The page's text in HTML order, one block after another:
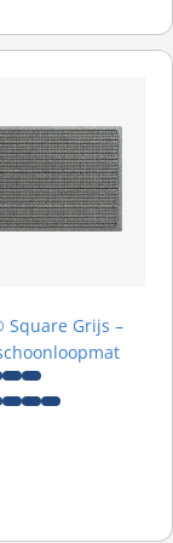
schoonloopmat
Square Grijs –
Square Grijs –